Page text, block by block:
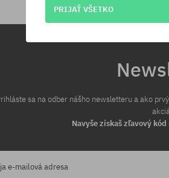
sa na odber nášho newsletteru a ako
Navyše získaš zľavový
e-mailová adresa
PRIJAŤ VŠETKO